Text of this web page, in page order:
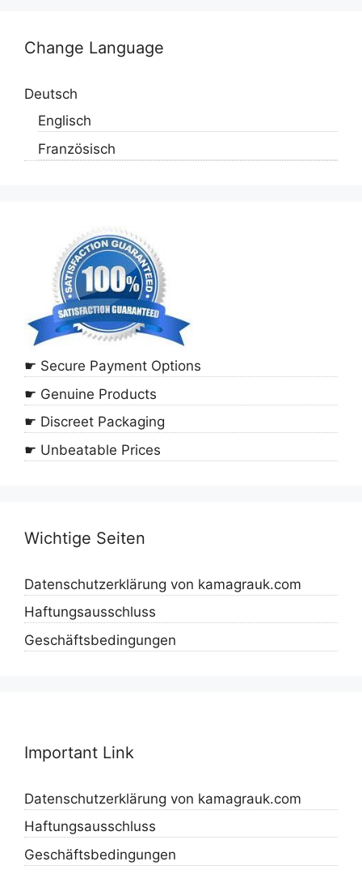
Change Language
Deutsch
Englisch
Französisch
☛ Secure Payment Options
☛ Genuine Products
☛ Discreet Packaging
☛ Unbeatable Prices
Wichtige Seiten
Datenschutzerklärung von kamagrauk.com
Haftungsausschluss
Geschäftsbedingungen
Important Link
Datenschutzerklärung von kamagrauk.com
Haftungsausschluss
Geschäftsbedingungen